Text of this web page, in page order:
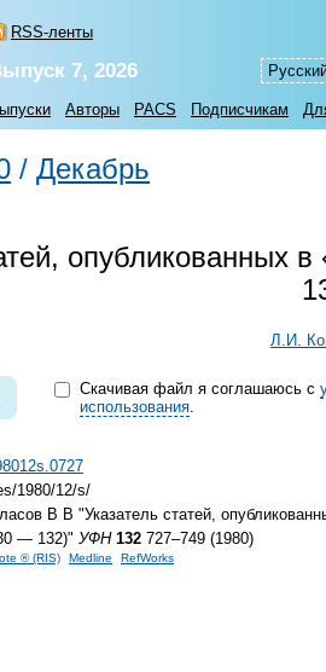
RSS-ленты
7, 2026
Авторы PACS Подписчикам
/ Декабрь
опубликованных
Л.И.
Скачивая файл я соглашаюсь с
использования.
1980/12/s/
В В "Указатель статей,
— 132)" УФН 132 727–749 (1980)
® (RIS) Medline RefWorks